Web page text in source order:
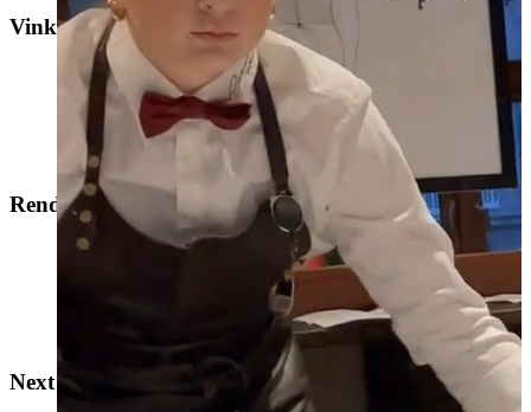
Vinkælder/Lounge Vinkælder/Lounge
Rendezvous
Next Door Next Door